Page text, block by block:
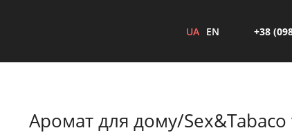
UA EN +38
Аромат для дому/